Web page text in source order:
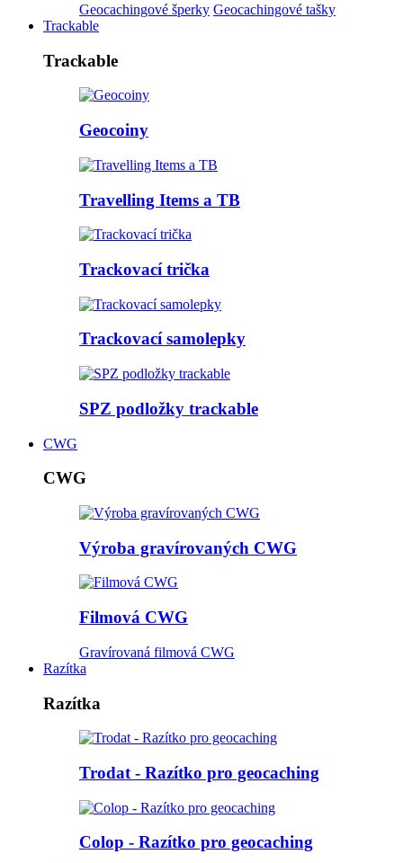
Geocachingové šperky Geocachingové tašky
Trackable
Trackable
Geocoiny
Travelling Items a TB
Trackovací trička
Trackovací samolepky
SPZ podložky trackable
CWG
CWG
Výroba gravírovaných CWG
Filmová CWG
Gravírovaná filmová CWG
Razítka
Razítka
Trodat - Razítko pro geocaching
Colop - Razítko pro geocaching